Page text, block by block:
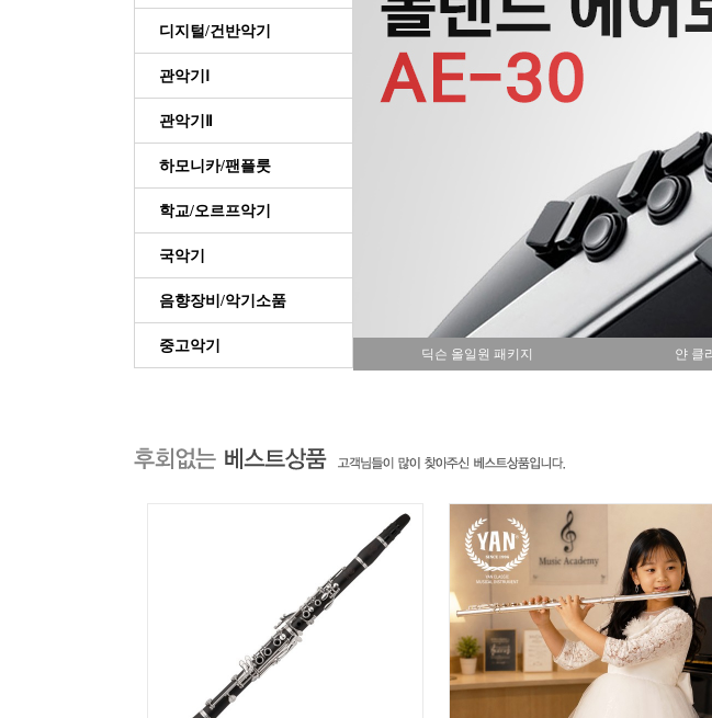
디지털/건반악기
관악기Ⅰ
관악기Ⅱ
하모니카/팬플룻
학교/오르프악기
국악기
음향장비/악기소품
중고악기 딕슨 올일원 패키지 얀 클